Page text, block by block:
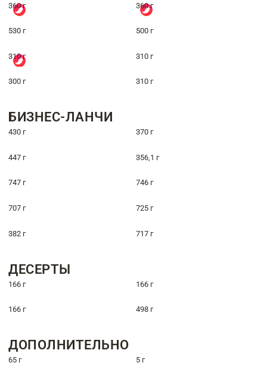
360 г 360 г
530 г 500 г
310 г 310 г
300 г 310 г
БИЗНЕС-ЛАНЧИ
430 г 370 г
447 г 356,1 г
747 г 746 г
707 г 725 г
382 г 717 г
ДЕСЕРТЫ
166 г 166 г
166 г 498 г
ДОПОЛНИТЕЛЬНО
65 г 5 г